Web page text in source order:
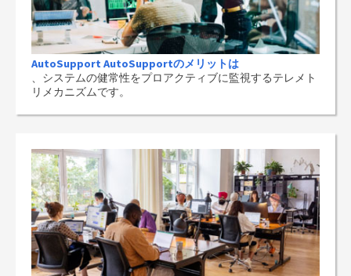
AutoSupport AutoSupportのメリットは
、システムの健常性をプロアクティブに監視するテレメト
リメカニズムです。